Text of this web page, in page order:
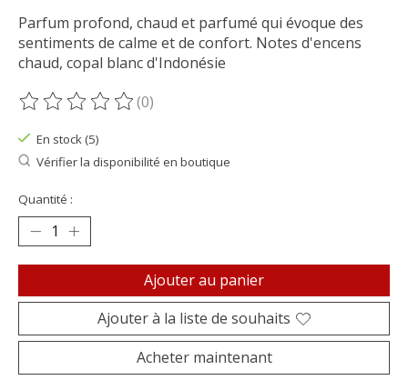
Parfum profond, chaud et parfumé qui évoque des
sentiments de calme et de confort. Notes d'encens
chaud, copal blanc d'Indonésie
Ce produit est évalué à
(0)
En stock (5)
Vérifier la disponibilité en boutique
Quantité :
Ajouter au panier
Ajouter à la liste de souhaits
Acheter maintenant